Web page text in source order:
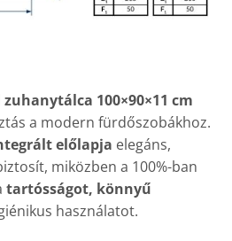
zuhanytálca 100×90×11 cm
a modern fürdőszobákhoz.
előlapja elegáns,
miközben a 100%-ban
tartósságot, könnyű
használatot.